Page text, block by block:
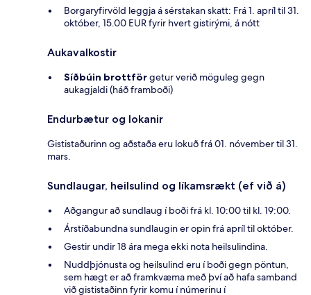
Borgaryfirvöld leggja á sérstakan skatt: Frá 1. apríl til 31.
október, 15.00 EUR fyrir hvert gistirými, á nótt
Aukavalkostir
Síðbúin brottförgetur verið möguleg gegn
aukagjaldi (háð framboði)
Endurbætur og lokanir
Gististaðurinn og aðstaða eru lokuð frá 01. nóvember til 31.
mars.
Sundlaugar, heilsulind og líkamsrækt (ef við á)
Aðgangur að sundlaug í boði frá kl. 10:00 til kl. 19:00.
Árstíðabundna sundlaugin er opin frá apríl til október.
Gestir undir 18 ára mega ekki nota heilsulindina.
Nuddþjónusta og heilsulind eru í boði gegn pöntun,
sem hægt er að framkvæma með því að hafa samband
við gististaðinn fyrir komu í númerinu í